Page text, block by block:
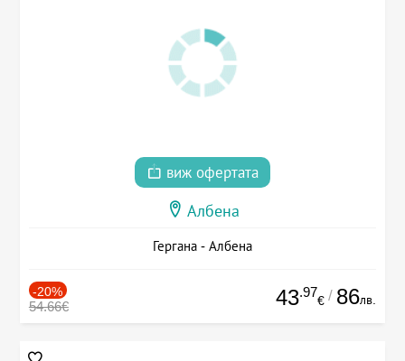
виж офертата
Албена
Гергана - Албена
-20%
54.66€ 43.97
€ / 86лв.